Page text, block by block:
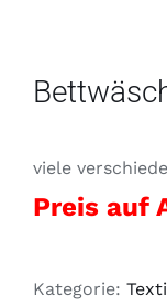
viele
Preis auf
Kategorie: